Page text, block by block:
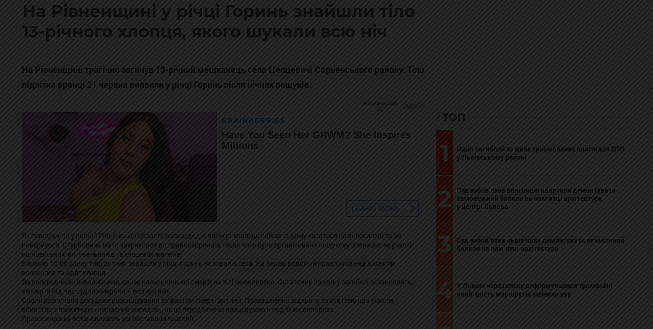
На Рівненщині у річці Горинь знайшли тіло
13-річного хлопця, якого шукали всю ніч
На Рівненщині трагічно загинув 13-річний мешканець села Цепцевичі Сарненського району. Тіло
підлітка вранці 21 червня виявили у річці Горинь після нічних пошуків.
Як повідомили у поліції Рівненської області, напередодні ввечері хлопець поїхав із дому кататися на велосипеді та не
повернувся. Стурбована мати звернулася до правоохоронців, після чого було організовано пошукову операцію за участі
поліцейських, рятувальників та місцевих жителів.
Близько 10:00 ранку тіло дитини знайшли у річці Горинь неподалік села. На березі водойми правоохоронці виявили
велосипед та одяг хлопця.
За попередньою інформацією, ознак насильницької смерті на тілі не виявлено. Остаточну причину загибелі встановлять
експерти під час судово-медичної експертизи.
Слідчі розпочали досудове розслідування за фактом смерті дитини. Провадження відкрито за статтею про умисне
вбивство з приміткою «нещасний випадок», як це передбачено процедурою в подібних випадках.
Правоохоронці встановлюють усі обставини трагедії.
ТОП
1
Один загиблий та двоє травмованих внаслідок ДТП
у Львівському районі
2
Суд зобов’язав власницю квартири демонтувати
самовільний балкон на пам’ятці архітектури
у центрі Львова
3
Суд зобов’язав львів’янку демонтувати незаконний
балкон на пам’ятці архітектури
4 У Львові через спеку деформувалися трамвайні
колії: шість маршрутів змінили рух